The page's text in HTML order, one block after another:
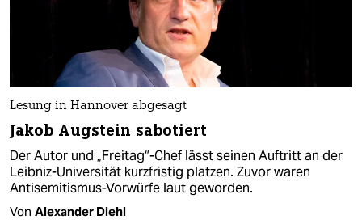
Lesung in Hannover abgesagt
Jakob Augstein sabotiert
Der Autor und „Freitag“-Chef lässt seinen Auftritt an der
Leibniz-Universität kurzfristig platzen. Zuvor waren
Antisemitismus-Vorwürfe laut geworden.
Von Alexander Diehl